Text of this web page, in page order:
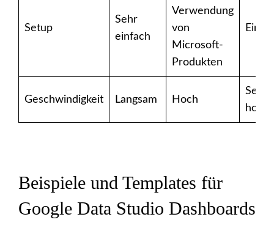
Setup
Sehr
einfach
Verwendung
von
Microsoft-
Produkten
Geschwindigkeit Langsam Hoch
Sehr
hoch
Beispiele und Templates für
Google Data Studio Dashboards